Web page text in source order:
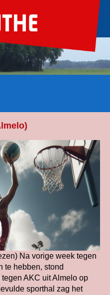
Na vorige week tegen
te hebben, stond
AKC uit Almelo op
sporthal zag het